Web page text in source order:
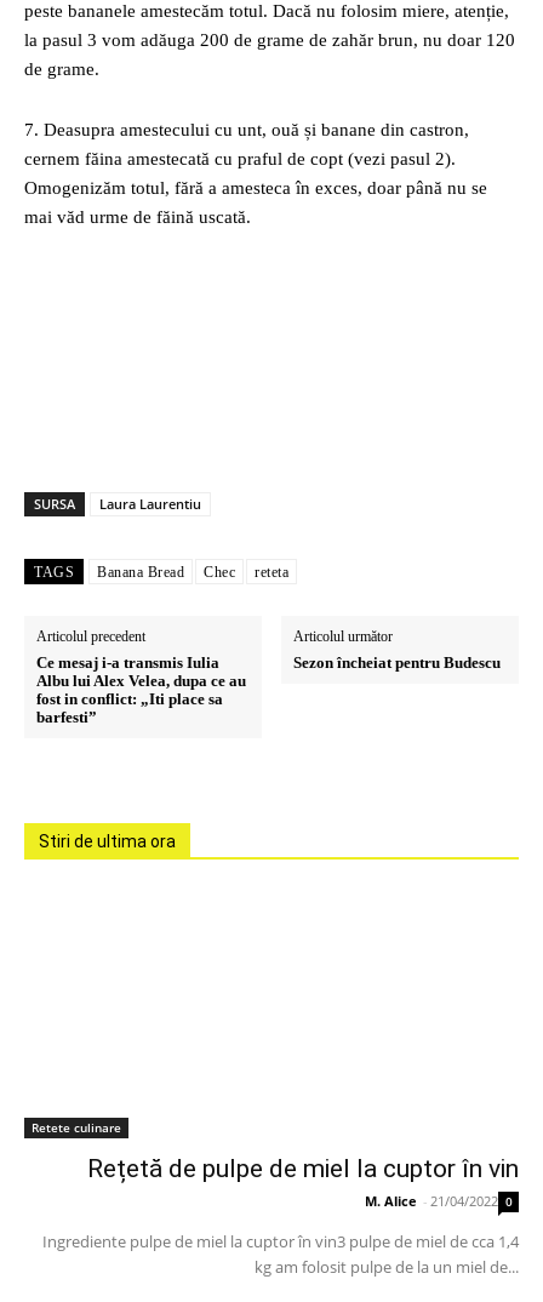
peste bananele amestecăm totul. Dacă nu folosim miere, atenție,
la pasul 3 vom adăuga 200 de grame de zahăr brun, nu doar 120
de grame.
7. Deasupra amestecului cu unt, ouă și banane din castron,
cernem făina amestecată cu praful de copt (vezi pasul 2).
Omogenizăm totul, fără a amesteca în exces, doar până nu se
mai văd urme de făină uscată.
SURSA Laura Laurentiu
TAGS Banana Bread Chec reteta
Articolul precedent
Ce mesaj i-a transmis Iulia
Albu lui Alex Velea, dupa ce au
fost in conflict: „Iti place sa
barfesti”
Articolul următor
Sezon încheiat pentru Budescu
Stiri de ultima ora
Retete culinare
Rețetă de pulpe de miel la cuptor în vin
M. Alice - 21/04/2022 0
Ingrediente pulpe de miel la cuptor în vin3 pulpe de miel de cca 1,4
kg am folosit pulpe de la un miel de...